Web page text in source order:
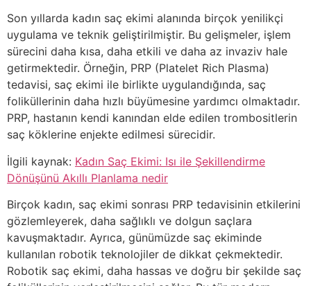
Son yıllarda kadın saç ekimi alanında birçok yenilikçi
uygulama ve teknik geliştirilmiştir. Bu gelişmeler, işlem
sürecini daha kısa, daha etkili ve daha az invaziv hale
getirmektedir. Örneğin, PRP (Platelet Rich Plasma)
tedavisi, saç ekimi ile birlikte uygulandığında, saç
foliküllerinin daha hızlı büyümesine yardımcı olmaktadır.
PRP, hastanın kendi kanından elde edilen trombositlerin
saç köklerine enjekte edilmesi sürecidir.
İlgili kaynak: Kadın Saç Ekimi: Isı ile Şekillendirme
Dönüşünü Akıllı Planlama nedir
Birçok kadın, saç ekimi sonrası PRP tedavisinin etkilerini
gözlemleyerek, daha sağlıklı ve dolgun saçlara
kavuşmaktadır. Ayrıca, günümüzde saç ekiminde
kullanılan robotik teknolojiler de dikkat çekmektedir.
Robotik saç ekimi, daha hassas ve doğru bir şekilde saç